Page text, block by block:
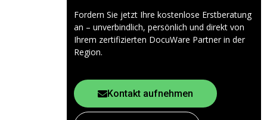
Fordern Sie jetzt Ihre kostenlose Erstberatung
an – unverbindlich, persönlich und direkt von
Ihrem zertifizierten DocuWare Partner in der
Region.
Kontakt aufnehmen